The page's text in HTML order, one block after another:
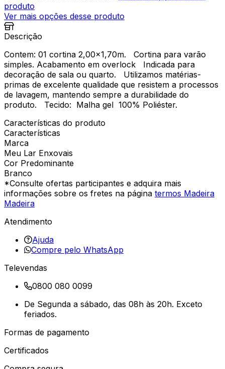
produto
Ver mais opções desse produto
Descrição
Contem: 01 cortina 2,00x1,70m. Cortina para varão
simples. Acabamento em overlock Indicada para
decoração de sala ou quarto. Utilizamos matérias-
primas de excelente qualidade que resistem a processos
de lavagem, mantendo sempre a durabilidade do
produto. Tecido: Malha gel 100% Poliéster.
Características do produto
Características
Marca
Meu Lar Enxovais
Cor Predominante
Branco
*Consulte ofertas participantes e adquira mais
informações sobre os fretes na página termos Madeira
Madeira
Atendimento
Ajuda
Compre pelo WhatsApp
Televendas
0800 080 0099
De Segunda a sábado, das 08h às 20h. Exceto
feriados.
Formas de pagamento
Certificados